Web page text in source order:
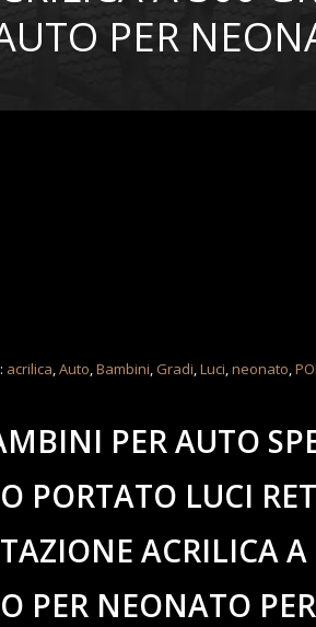
PER
acrilica,Auto,Bambini, Gradi,Luci,neonato,
PER AUTO
PORTATO LUCI
ACRILICA
PER NEONATO